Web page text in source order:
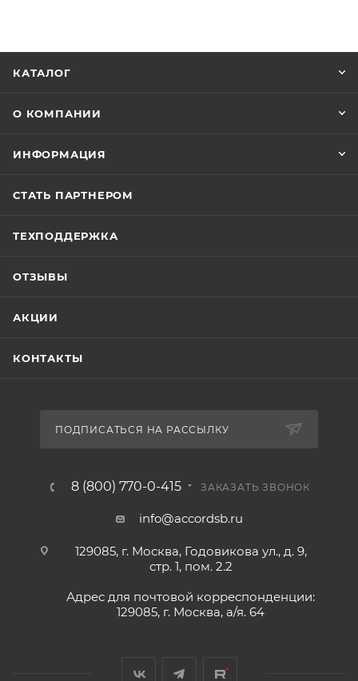
КАТАЛОГ
О КОМПАНИИ
ИНФОРМАЦИЯ
СТАТЬ ПАРТНЕРОМ
ТЕХПОДДЕРЖКА
ОТЗЫВЫ
АКЦИИ
КОНТАКТЫ
ПОДПИСАТЬСЯ НА РАССЫЛКУ
8 (800) 770-0-415 ЗАКАЗАТЬ ЗВОНОК
info@accordsb.ru
129085, г. Москва, Годовикова ул., д. 9,
стр. 1, пом. 2.2
Адрес для почтовой корреспонденции:
129085, г. Москва, а/я. 64